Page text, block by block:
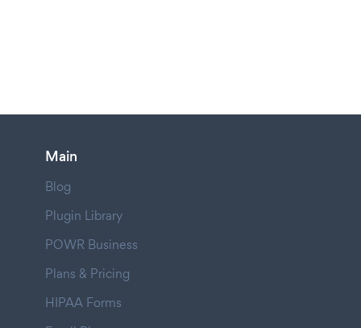
Main
Blog
Plugin Library
POWR Business
Plans & Pricing
HIPAA Forms